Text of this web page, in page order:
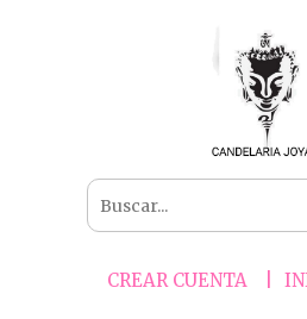
CREAR CUENTA